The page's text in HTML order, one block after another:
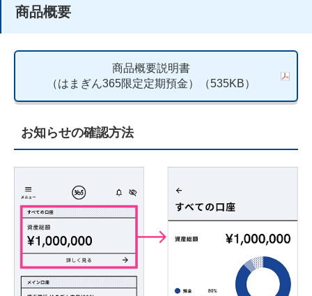
商品概要
商品概要説明書
（はまぎん365限定定期預金）（535KB）
お知らせの確認方法